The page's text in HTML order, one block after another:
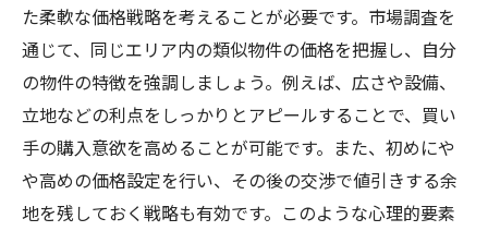
た柔軟な価格戦略を考えることが必要です。市場調査を
通じて、同じエリア内の類似物件の価格を把握し、自分
の物件の特徴を強調しましょう。例えば、広さや設備、
立地などの利点をしっかりとアピールすることで、買い
手の購入意欲を高めることが可能です。また、初めにや
や高めの価格設定を行い、その後の交渉で値引きする余
地を残しておく戦略も有効です。このような心理的要素